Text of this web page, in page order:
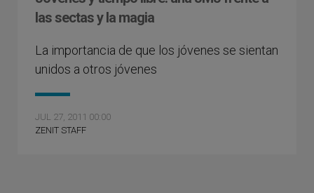
las sectas y la magia
La importancia de que los jóvenes se sientan
unidos a otros jóvenes
JUL 27, 2011 00:00
ZENIT STAFF